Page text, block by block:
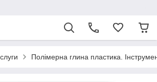
Полімерна глина пластика.